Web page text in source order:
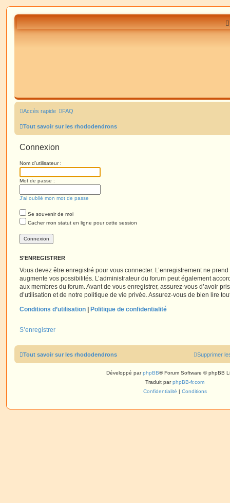
Accès rapide FAQ
Tout savoir sur les rhododendrons
Connexion
Nom d’utilisateur :
Mot de passe :
J’ai oublié mon mot de passe
Se souvenir de moi
Cacher mon statut en ligne pour cette session
S’ENREGISTRER
Vous devez être enregistré pour vous connecter. L’enregistrement ne
augmente vos possibilités. L’administrateur du forum peut également
aux membres du forum. Avant de vous enregistrer, assurez-vous d’avoir
d’utilisation et de notre politique de vie privée. Assurez-vous de bien lire
Conditions d’utilisation | Politique de confidentialité
S’enregistrer
Tout savoir sur les rhododendrons Supprimer
Développé parphpBB® Forum Software © phpBB
Traduit parphpBB-fr.com
Confidentialité | Conditions